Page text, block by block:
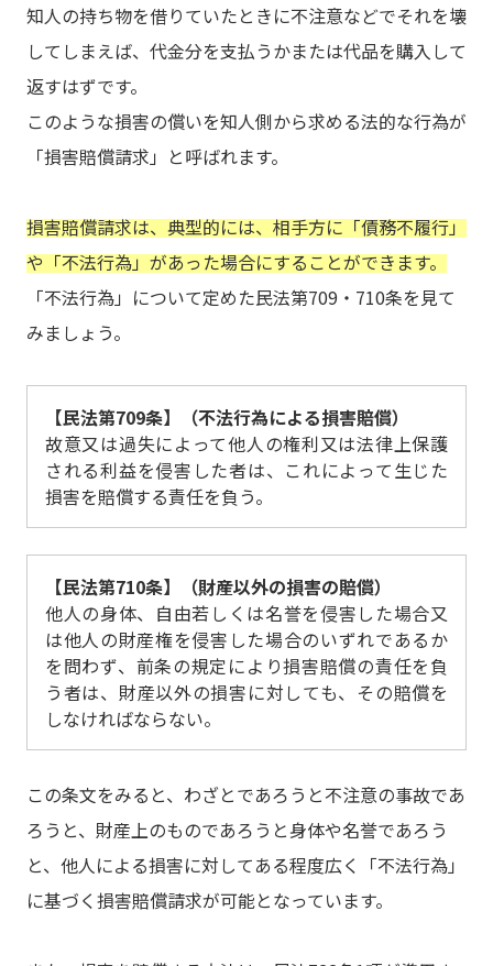
知人の持ち物を借りていたときに不注意などでそれを壊
してしまえば、代金分を支払うかまたは代品を購入して
返すはずです。
このような損害の償いを知人側から求める法的な行為が
「損害賠償請求」と呼ばれます。
損害賠償請求は、典型的には、相手方に「債務不履行」
や「不法行為」があった場合にすることができます。
「不法行為」について定めた民法第709・710条を見て
みましょう。
【民法第709条】（不法行為による損害賠償）
故意又は過失によって他人の権利又は法律上保護
される利益を侵害した者は、これによって生じた
損害を賠償する責任を負う。
【民法第710条】（財産以外の損害の賠償）
他人の身体、自由若しくは名誉を侵害した場合又
は他人の財産権を侵害した場合のいずれであるか
を問わず、前条の規定により損害賠償の責任を負
う者は、財産以外の損害に対しても、その賠償を
しなければならない。
この条文をみると、わざとであろうと不注意の事故であ
ろうと、財産上のものであろうと身体や名誉であろう
と、他人による損害に対してある程度広く「不法行為」
に基づく損害賠償請求が可能となっています。